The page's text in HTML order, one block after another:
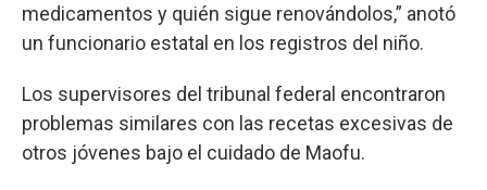
medicamentos y quién sigue renovándolos,” anotó
un funcionario estatal en los registros del niño.
Los supervisores del tribunal federal encontraron
problemas similares con las recetas excesivas de
otros jóvenes bajo el cuidado de Maofu.